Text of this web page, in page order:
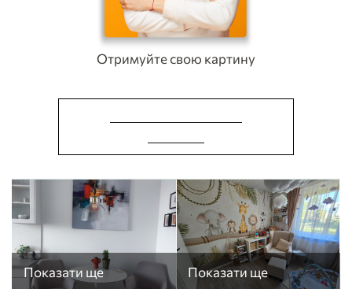
Отримуйте свою картину
Показати ще Показати ще